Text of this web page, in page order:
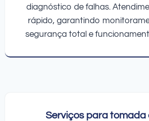
diagnóstico de falhas.
rápido, garantindo
segurança total e
Serviços para tomada